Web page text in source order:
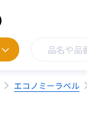
エコノミーラベル